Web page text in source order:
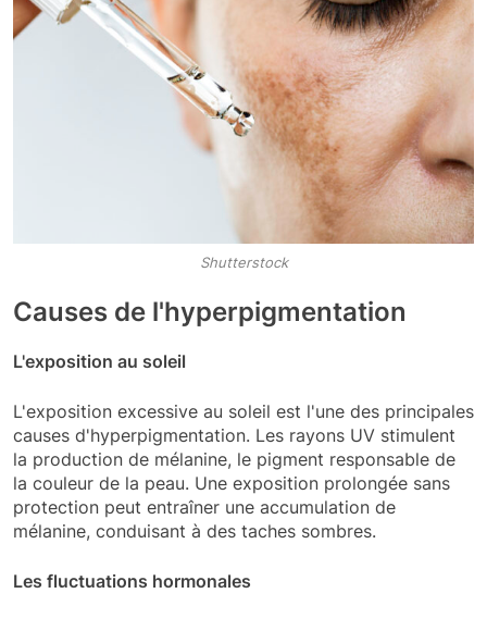
Shutterstock
Causes de l'hyperpigmentation
L'exposition au soleil
L'exposition excessive au soleil est l'une des principales
causes d'hyperpigmentation. Les rayons UV stimulent
la production de mélanine, le pigment responsable de
la couleur de la peau. Une exposition prolongée sans
protection peut entraîner une accumulation de
mélanine, conduisant à des taches sombres.
Les fluctuations hormonales